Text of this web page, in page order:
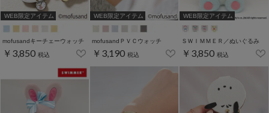
WEB限定アイテム
mofusandキーチェーウォッチ
￥3,850 税込
WEB限定アイテム
mofusandＰＶＣウォッチ
￥3,190 税込
WEB限定アイテム
ＳＷＩＭＭＥＲ／ぬいぐるみ
￥3,850 税込